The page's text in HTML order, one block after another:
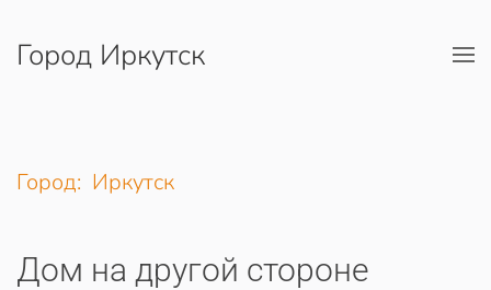
Перейти к содержимому
Город Иркутск
Город: Иркутск
Дом на другой стороне